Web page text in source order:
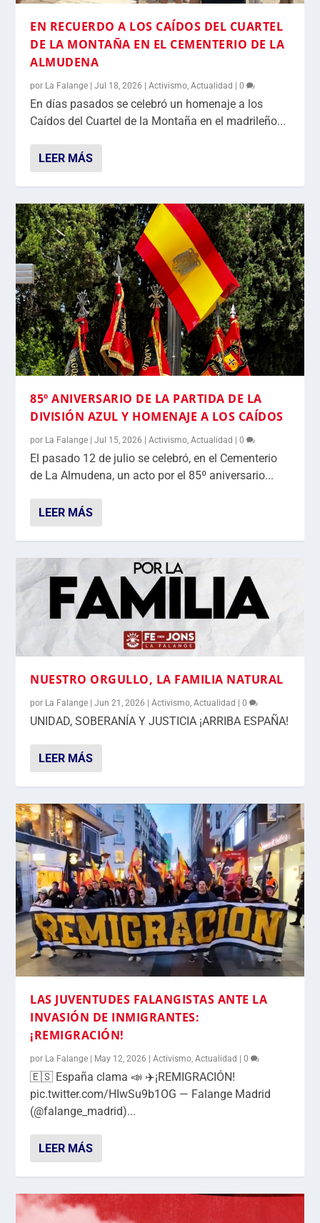
EN RECUERDO A LOS CAÍDOS DEL CUARTEL
DE LA MONTAÑA EN EL CEMENTERIO DE LA
ALMUDENA
por La Falange |Jul 18, 2026 |Activismo ,Actualidad |0
En días pasados se celebró un homenaje a los
Caídos del Cuartel de la Montaña en el madrileño...
LEER MÁS
85º ANIVERSARIO DE LA PARTIDA DE LA
DIVISIÓN AZUL Y HOMENAJE A LOS CAÍDOS
por La Falange |Jul 15, 2026 |Activismo,Actualidad |0
El pasado 12 de julio se celebró, en el Cementerio
de La Almudena, un acto por el 85º aniversario...
LEER MÁS
NUESTRO ORGULLO, LA FAMILIA NATURAL
por La Falange |Jun 21, 2026 |Activismo,Actualidad |0
UNIDAD, SOBERANÍA Y JUSTICIA ¡ARRIBA ESPAÑA!
LEER MÁS
LAS JUVENTUDES FALANGISTAS ANTE LA
INVASIÓN DE INMIGRANTES:
¡REMIGRACIÓN!
por La Falange | May 12, 2026 |Activismo ,Actualidad |0
🇪🇸 España clama 📣 ✈️¡REMIGRACIÓN!
pic.twitter.com/HIwSu9b1OG — Falange Madrid
(@falange_madrid)...
LEER MÁS